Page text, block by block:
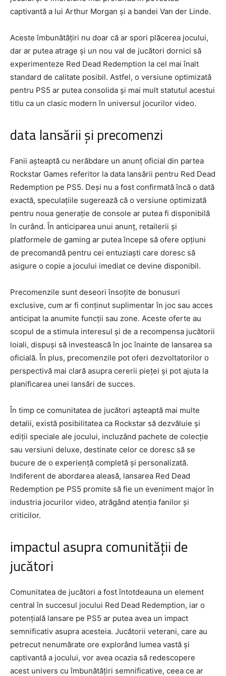
captivantă a lui Arthur Morgan și a bandei Van der Linde.
Aceste îmbunătățiri nu doar că ar spori plăcerea jocului,
dar ar putea atrage și un nou val de jucători dornici să
experimenteze Red Dead Redemption la cel mai înalt
standard de calitate posibil. Astfel, o versiune optimizată
pentru PS5 ar putea consolida și mai mult statutul acestui
titlu ca un clasic modern în universul jocurilor video.
data lansării și precomenzi
Fanii așteaptă cu nerăbdare un anunț oficial din partea
Rockstar Games referitor la data lansării pentru Red Dead
Redemption pe PS5. Deși nu a fost confirmată încă o dată
exactă, speculațiile sugerează că o versiune optimizată
pentru noua generație de console ar putea fi disponibilă
în curând. În anticiparea unui anunț, retailerii și
platformele de gaming ar putea începe să ofere opțiuni
de precomandă pentru cei entuziaști care doresc să
asigure o copie a jocului imediat ce devine disponibil.
Precomenzile sunt deseori însoțite de bonusuri
exclusive, cum ar fi conținut suplimentar în joc sau acces
anticipat la anumite funcții sau zone. Aceste oferte au
scopul de a stimula interesul și de a recompensa jucătorii
loiali, dispuși să investească în joc înainte de lansarea sa
oficială. În plus, precomenzile pot oferi dezvoltatorilor o
perspectivă mai clară asupra cererii pieței și pot ajuta la
planificarea unei lansări de succes.
În timp ce comunitatea de jucători așteaptă mai multe
detalii, există posibilitatea ca Rockstar să dezvăluie și
ediții speciale ale jocului, incluzând pachete de colecție
sau versiuni deluxe, destinate celor ce doresc să se
bucure de o experiență completă și personalizată.
Indiferent de abordarea aleasă, lansarea Red Dead
Redemption pe PS5 promite să fie un eveniment major în
industria jocurilor video, atrăgând atenția fanilor și
criticilor.
impactul asupra comunității de
jucători
Comunitatea de jucători a fost întotdeauna un element
central în succesul jocului Red Dead Redemption, iar o
potențială lansare pe PS5 ar putea avea un impact
semnificativ asupra acesteia. Jucătorii veterani, care au
petrecut nenumărate ore explorând lumea vastă și
captivantă a jocului, vor avea ocazia să redescopere
acest univers cu îmbunătățiri semnificative, ceea ce ar